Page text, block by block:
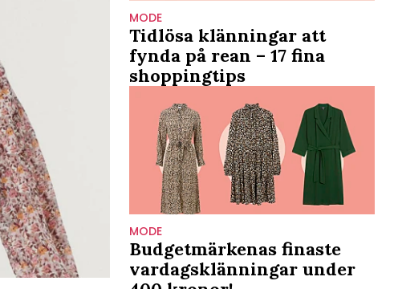
MODE
Tidlösa klänningar att
fynda på rean – 17 fina
shoppingtips
MODE
Budgetmärkenas finaste
vardagsklänningar under